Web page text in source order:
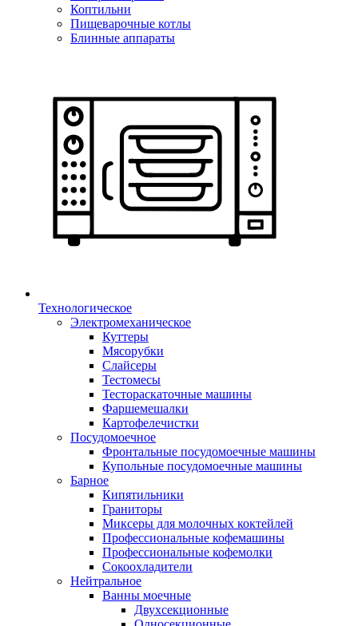
Коптильни
Пищеварочные котлы
Блинные аппараты
Технологическое
Электромеханическое
Куттеры
Мясорубки
Слайсеры
Тестомесы
Тестораскаточные машины
Фаршемешалки
Картофелечистки
Посудомоечное
Фронтальные посудомоечные машины
Купольные посудомоечные машины
Барное
Кипятильники
Граниторы
Миксеры для молочных коктейлей
Профессиональные кофемашины
Профессиональные кофемолки
Сокоохладители
Нейтральное
Ванны моечные
Двухсекционные